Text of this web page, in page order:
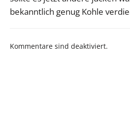
bekanntlich genug Kohle
Kommentare sind deaktiviert.